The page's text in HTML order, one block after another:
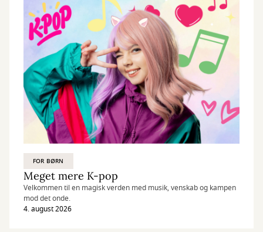
FOR BØRN
Meget mere K-pop
Velkommen til en magisk verden med musik, venskab og kampen
mod det onde.
4. august 2026